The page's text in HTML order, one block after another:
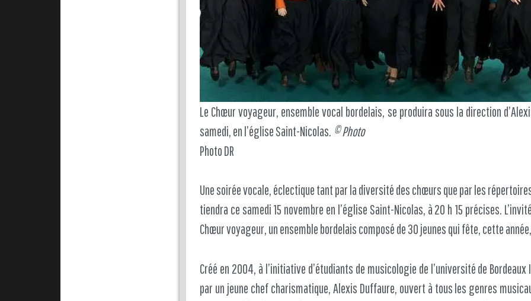
Le Chœur voyageur, ensemble vocal bordelais, se produira sous la direction
samedi, en l’église Saint-Nicolas. © Photo
Photo DR
Une soirée vocale, éclectique tant par la diversité des chœurs que par les
tiendra ce samedi 15 novembre en l’église Saint-Nicolas, à 20 h 15 précises.
Chœur voyageur, un ensemble bordelais composé de 30 jeunes qui fête, cette
Créé en 2004, à l’initiative d’étudiants de musicologie de l’université de
par un jeune chef charismatique, Alexis Duffaure, ouvert à tous les genres